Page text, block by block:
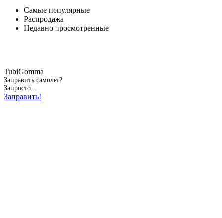
Самые популярные
Распродажа
Недавно просмотренные
TubiGomma
Заправить самолет?
Запросто...
Заправить!